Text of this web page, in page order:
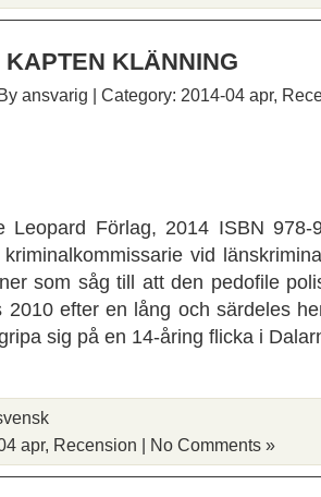
KLÄNNING
ansvarig | Category: 2014-04 apr,
Leopard Förlag, 2014 ISBN 978-
vid
som såg till att den pedofile
2010 efter en lång och särdeles
sig på en 14-åring flicka i
apr, Recension | No Comments »